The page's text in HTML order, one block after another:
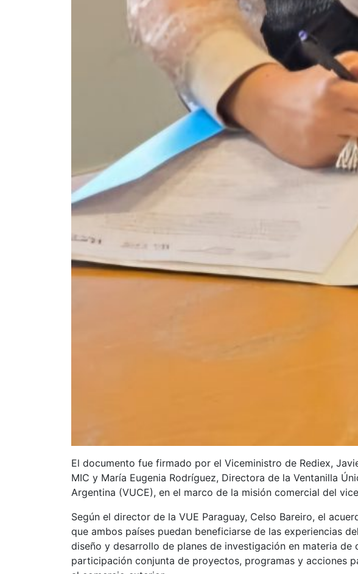
El documento fue firmado por el Viceministro de Rediex,
MIC y María Eugenia Rodríguez, Directora de la Ventanilla
Argentina (VUCE), en el marco de la misión comercial del
Según el director de la VUE Paraguay, Celso Bareiro, el
que ambos países puedan beneficiarse de las experiencias
diseño y desarrollo de planes de investigación en materia de
participación conjunta de proyectos, programas y acciones